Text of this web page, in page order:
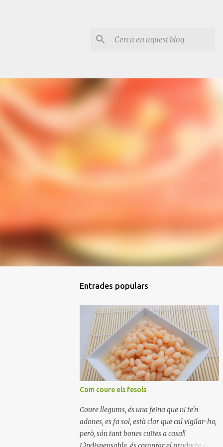
Entrades populars
Com coure els fesols
Coure llegums, és una feina que ni te'n
adones, es fa sol, està clar que cal vigilar-ho,
però, són tant bones cuites a casa!!